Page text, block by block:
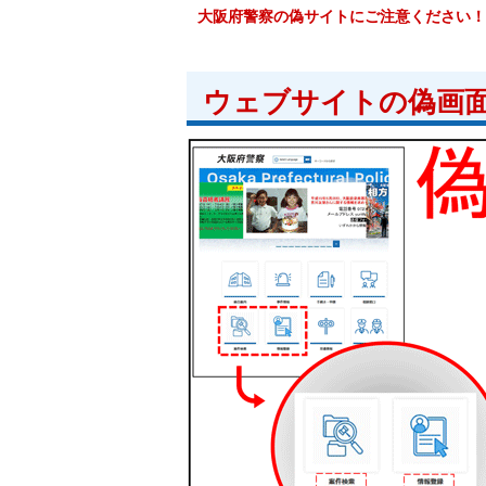
大阪府警察の偽サイトにご注意ください！
ウェブサイトの偽画